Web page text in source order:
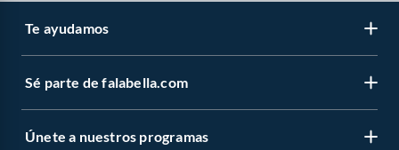
Te ayudamos
Sé parte de falabella.com
Únete a nuestros programas